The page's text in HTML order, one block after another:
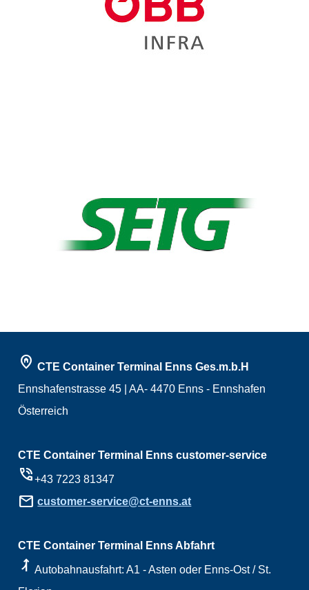
home_pin CTE Container Terminal Enns Ges.m.b.H
Ennshafenstrasse 45 | AA- 4470 Enns - Ennshafen
Österreich
CTE Container Terminal Enns customer-service
phone_in_talk+43 7223 81347
mail customer-service@ct-enns.at
CTE Container Terminal Enns Abfahrt
ramp_right Autobahnausfahrt: A1 - Asten oder Enns-Ost / St.